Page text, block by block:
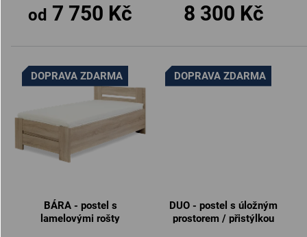
od 7 750 Kč 8 300 Kč
DOPRAVA ZDARMA
BÁRA - postel s
lamelovými rošty
DOPRAVA ZDARMA
DUO - postel s úložným
prostorem / přistýlkou